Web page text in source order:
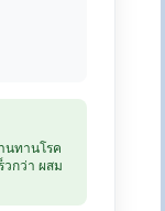
นทานโรค
กว่า ผสม